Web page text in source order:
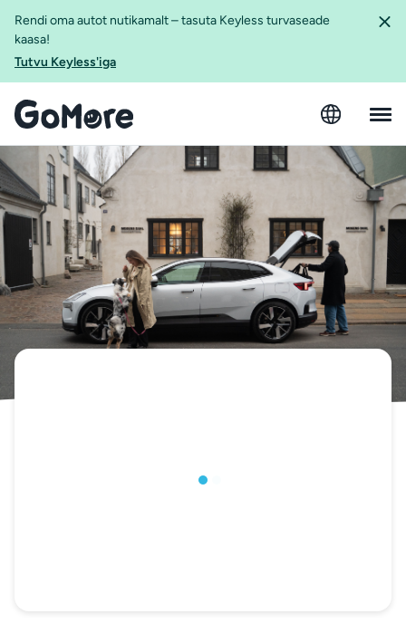
Rendi oma autot nutikamalt – tasuta Keyless turvaseade
kaasa!
Tutvu Keyless'iga